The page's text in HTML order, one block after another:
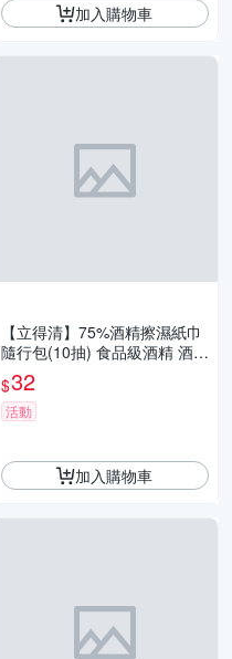
加入購物車
【立得清】75%酒精擦濕紙巾
隨行包(10抽) 食品級酒精 酒精
布 酒精濕巾 清潔抗菌 擦拭無
水痕
$32
活動
加入購物車